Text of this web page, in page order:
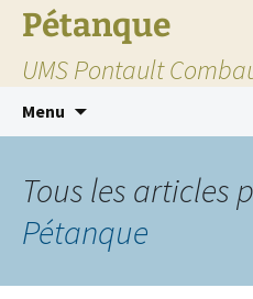
Pétanque
UMS Pontault
Menu
Tous les articles
Pétanque